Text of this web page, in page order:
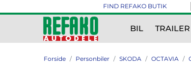
FIND REFAKO BUTIK
BIL
Forside Personbiler SKODA OCTAVIA